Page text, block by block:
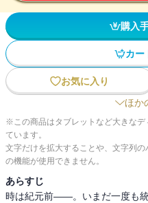
購入
カー
お気に入り
ほか
※この商品はタブレットなど大きなデ
ています。
文字だけを拡大することや、文字列
の機能が使用できません。
あらすじ
時は紀元前――。いまだ一度も統